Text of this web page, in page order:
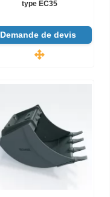
type EC35
Demande de devis